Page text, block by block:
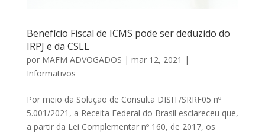
Benefício Fiscal de ICMS pode ser deduzido do
IRPJ e da CSLL
por MAFM ADVOGADOS | mar 12, 2021 |
Informativos
Por meio da Solução de Consulta DISIT/SRRF05 nº
5.001/2021, a Receita Federal do Brasil esclareceu que,
a partir da Lei Complementar nº 160, de 2017, os